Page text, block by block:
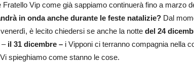
Fratello Vip come già sappiamo continuerà fino a marzo
in onda anche durante le feste natalizie? Dal
è lecito chiedersi se anche la notte del 24
– il 31 dicembre – i Vipponi ci terranno compagnia nella
spieghiamo come stanno le cose.